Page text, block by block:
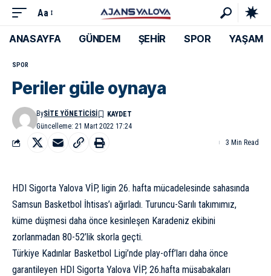
Aa
ANASAYFA GÜNDEM ŞEHİR SPOR YAŞAM
SPOR
Periler güle oynaya
Güncelleme: 21 Mart 2022 17:24
BySITE YÖNETICISI
3 Min Read
HDI Sigorta Yalova VİP, ligin 26. hafta mücadelesinde sahasında
Samsun Basketbol İhtisas’ı ağırladı. Turuncu-Sarılı takımımız,
küme düşmesi daha önce kesinleşen Karadeniz ekibini
zorlanmadan 80-52’lik skorla geçti.
Türkiye Kadınlar Basketbol Ligi’nde play-off’ları daha önce
garantileyen HDI Sigorta Yalova VİP, 26.hafta müsabakaları